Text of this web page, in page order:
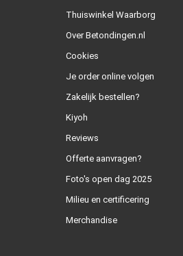
Thuiswinkel Waarborg
Over Betondingen.nl
Cookies
Je order online volgen
Zakelijk bestellen?
Kiyoh
Reviews
Offerte aanvragen?
Foto's open dag 2025
Milieu en certificering
Merchandise